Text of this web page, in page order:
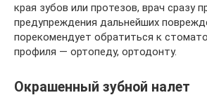
края зубов или протезов, врач сразу
предупреждения дальнейших
порекомендует обратиться к
профиля — ортопеду, ортодонту.
Окрашенный зубной налет